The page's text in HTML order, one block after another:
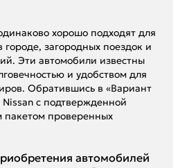
хорошо подходят для
загородных поездок и
Эти автомобили известны
и удобством для
Обратившись в «Вариант
с подтвержденной
пакетом проверенных
автомобилей